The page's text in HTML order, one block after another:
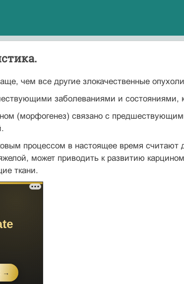
чем все другие злокачест­венные
заболеваниями и состояниями,
(морфогенез) связано с
процессом в настоящее время считают
может приво­дить к развитию
ткани.